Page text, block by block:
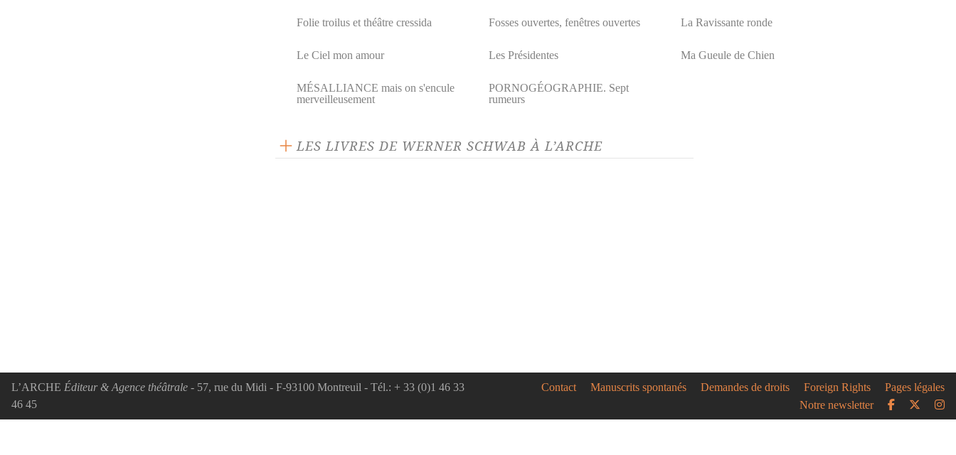
Folie troilus et théâtre cressida Fosses ouvertes, fenêtres ouvertes La Ravissante ronde
Le Ciel mon amour Les Présidentes Ma Gueule de Chien
MÉSALLIANCE mais on s'encule
merveilleusement
PORNOGÉOGRAPHIE. Sept
rumeurs
LES LIVRES DE WERNER SCHWAB À L’ARCHE
L’ARCHE Éditeur & Agence théâtrale - 57, rue du Midi - F-93100 Montreuil - Tél.: + 33 (0)1 46 33
46 45
Contact Manuscrits spontanés Demandes de droits Foreign Rights
Pages légales
Notre newsletter